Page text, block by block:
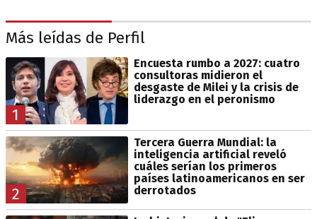
Más leídas de Perfil
1
Encuesta rumbo a 2027: cuatro
consultoras midieron el
desgaste de Milei y la crisis de
liderazgo en el peronismo
2
Tercera Guerra Mundial: la
inteligencia artificial reveló
cuáles serían los primeros
países latinoamericanos en ser
derrotados